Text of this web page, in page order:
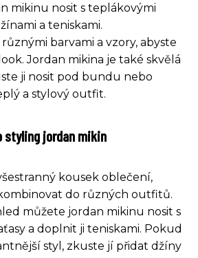
mikinu nosit s teplákovými
a teniskami.
barvami a vzory, abyste
Jordan mikina je také skvělá
ji nosit pod bundu nebo
a stylový outfit.
styling jordan mikin
kousek oblečení,
do různých outfitů.
můžete jordan mikinu nosit s
a doplnit ji teniskami. Pokud
styl, zkuste jí přidat džíny